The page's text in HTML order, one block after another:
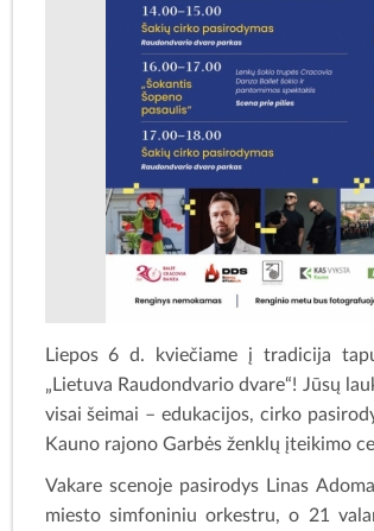
Liepos 6 d. kviečiame į tradicija
„Lietuva Raudondvario dvare“! Jūsų
visai šeimai – edukacijos, cirko
Kauno rajono Garbės ženklų įteikimo
Vakare scenoje pasirodys Linas
miesto simfoniniu orkestru, o 21